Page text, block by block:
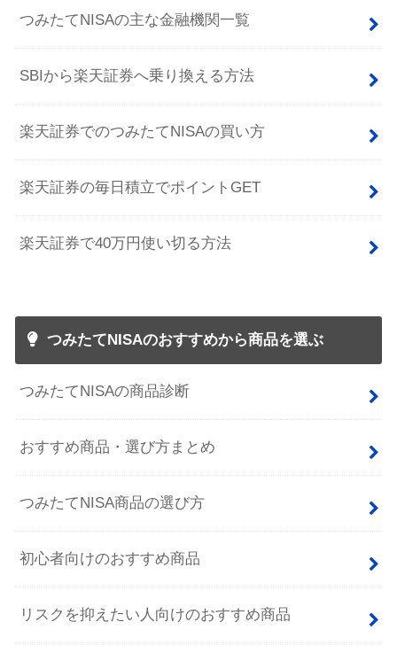
つみたてNISAの主な金融機関一覧
SBIから楽天証券へ乗り換える方法
楽天証券でのつみたてNISAの買い方
楽天証券の毎日積立でポイントGET
楽天証券で40万円使い切る方法
つみたてNISAのおすすめから商品を選ぶ
つみたてNISAの商品診断
おすすめ商品・選び方まとめ
つみたてNISA商品の選び方
初心者向けのおすすめ商品
リスクを抑えたい人向けのおすすめ商品